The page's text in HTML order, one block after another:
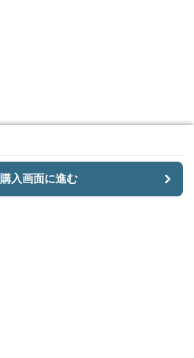
購入画面に進む
購入画面に進む